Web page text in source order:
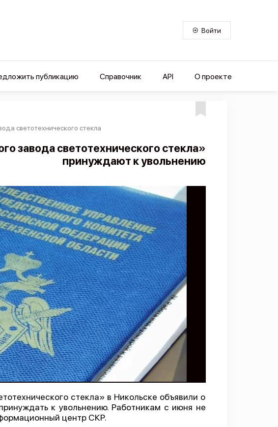
Войти
публикацию Справочник API О проекте
светотехнического стекла
завода светотехнического стекла»
принуждают к увольнению
стекла» в Никольске объявили о
к увольнению. Работникам с июня не
центр СКР.